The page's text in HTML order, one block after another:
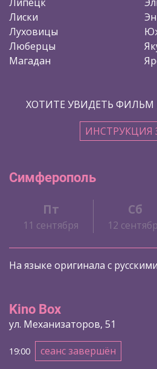
Лиски
Луховицы
Люберцы
Магадан
ХОТИТЕ УВИДЕТЬ ФИЛЬМ
ИНСТРУКЦИЯ
Симферополь
Пт
11 сентября
Сб
12
На языке оригинала с
Kino Box
ул. Механизаторов, 51
19:00 сеанс завершён